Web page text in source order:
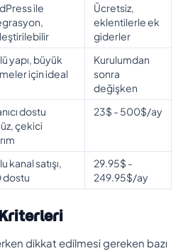
ile
Ücretsiz,
eklentilerle ek
giderler
yapı, büyük
için ideal
Kurulumdan
sonra
değişken
dostu
çekici
23$ - 500$/ay
kanal satışı,
dostu
29.95$ -
249.95$/ay
dikkat edilmesi gereken bazı